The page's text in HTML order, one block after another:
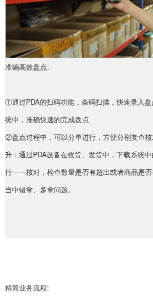
准确高效盘点:
①通过PDA的扫码功能，条码扫描，快速录入
统中，准确快速的完成盘点
②盘点过程中，可以分单进行，方便分别复查
升：通过PDA设备在收货、发货中，下载系统
行一一核对，检查数量是否有超出或者商品是
当中错拿、多拿问题。
精简业务流程: